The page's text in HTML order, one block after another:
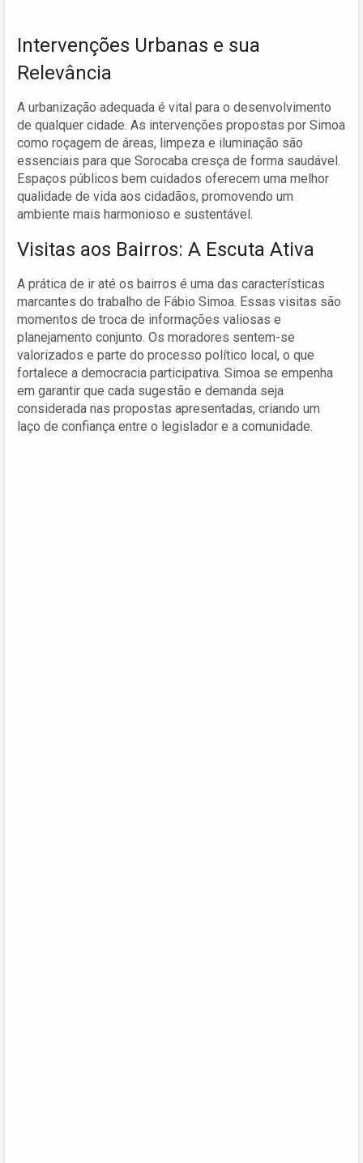
Intervenções Urbanas e sua
Relevância
A urbanização adequada é vital para o desenvolvimento
de qualquer cidade. As intervenções propostas por Simoa
como roçagem de áreas, limpeza e iluminação são
essenciais para que Sorocaba cresça de forma saudável.
Espaços públicos bem cuidados oferecem uma melhor
qualidade de vida aos cidadãos, promovendo um
ambiente mais harmonioso e sustentável.
Visitas aos Bairros: A Escuta Ativa
A prática de ir até os bairros é uma das características
marcantes do trabalho de Fábio Simoa. Essas visitas são
momentos de troca de informações valiosas e
planejamento conjunto. Os moradores sentem-se
valorizados e parte do processo político local, o que
fortalece a democracia participativa. Simoa se empenha
em garantir que cada sugestão e demanda seja
considerada nas propostas apresentadas, criando um
laço de confiança entre o legislador e a comunidade.